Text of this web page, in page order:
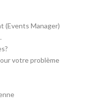
(Events Manager)
votre problème